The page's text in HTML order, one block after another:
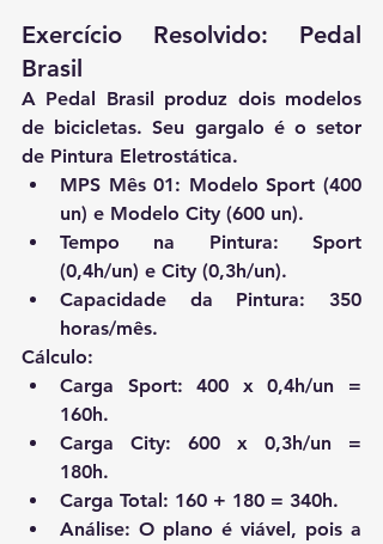
Exercício Resolvido: Pedal
Brasil
A Pedal Brasil produz dois modelos
de bicicletas. Seu gargalo é o setor
de Pintura Eletrostática.
MPS Mês 01: Modelo Sport (400
un) e Modelo City (600 un).
Tempo na Pintura: Sport
(0,4h/un) e City (0,3h/un).
Capacidade da Pintura: 350
horas/mês.
Cálculo:
Carga Sport: 400 x 0,4h/un =
160h.
Carga City: 600 x 0,3h/un =
180h.
Carga Total: 160 + 180 = 340h.
Análise: O plano é viável, pois a